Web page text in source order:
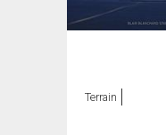
Terrain